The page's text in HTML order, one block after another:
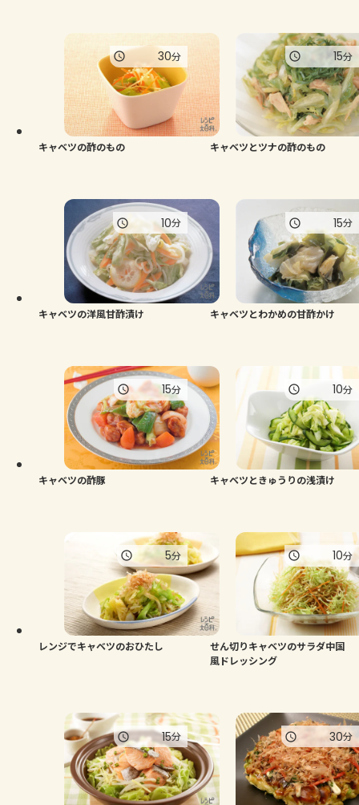
キャベツの酢のもの
30分
キャベツとツナの酢のもの
15分
キャベツの洋風甘酢漬け
10分
キャベツとわかめの甘酢かけ
15分
キャベツの酢豚
15分
キャベツときゅうりの浅漬け
10分
レンジでキャベツのおひたし
5分
せん切りキャベツのサラダ中国
風ドレッシング
10分
15分 30分